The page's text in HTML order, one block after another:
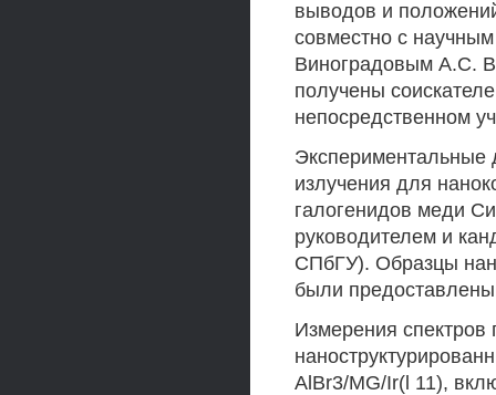
выводов и
совместно с
Виноградовым А.С.
получены
непосредственном
Экспериментальные
излучения для
галогенидов меди
руководителем и
СПбГУ). Образцы
были
Измерения
AlBr3/MG/Ir(l 11),